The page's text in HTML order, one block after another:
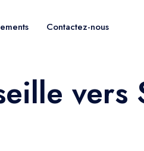
Contactez-nous
vers